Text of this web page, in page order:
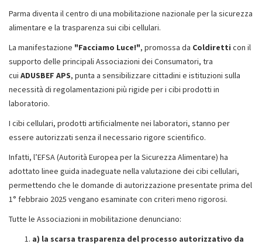
Parma diventa il centro di una mobilitazione nazionale per la sicurezza
alimentare e la trasparenza sui cibi cellulari.
La manifestazione "Facciamo Luce!", promossa da Coldiretti con il
supporto delle principali Associazioni dei Consumatori, tra
cui ADUSBEF APS, punta a sensibilizzare cittadini e istituzioni sulla
necessità di regolamentazioni più rigide per i cibi prodotti in
laboratorio.
I cibi cellulari, prodotti artificialmente nei laboratori, stanno per
essere autorizzati senza il necessario rigore scientifico.
Infatti, l’EFSA (Autorità Europea per la Sicurezza Alimentare) ha
adottato linee guida inadeguate nella valutazione dei cibi cellulari,
permettendo che le domande di autorizzazione presentate prima del
1° febbraio 2025 vengano esaminate con criteri meno rigorosi.
Tutte le Associazioni in mobilitazione denunciano:
a) la scarsa trasparenza del processo autorizzativo da